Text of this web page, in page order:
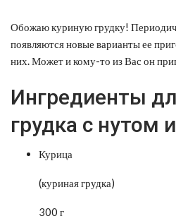
Обожаю куриную грудку!
появляются новые варианты ее
них.Может и кому-то из Вас он
Ингредиенты
грудка с нутом
Курица
(куриная грудка)
300 г